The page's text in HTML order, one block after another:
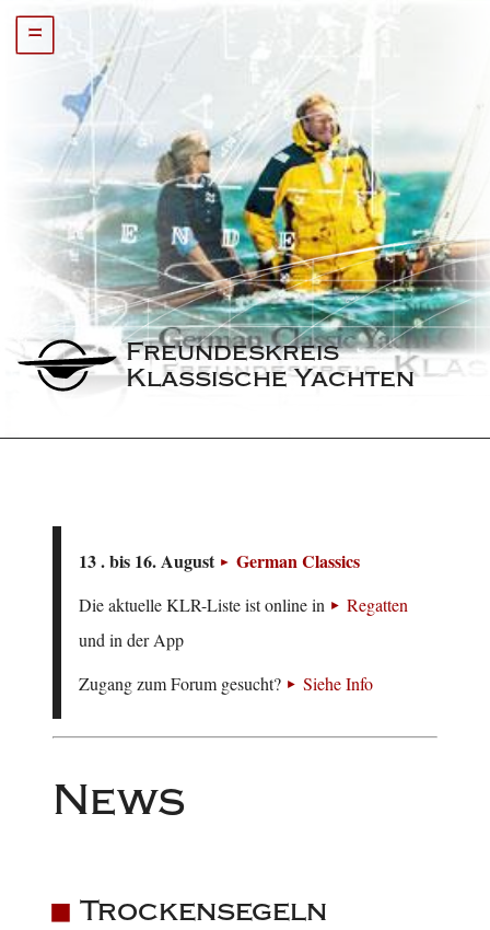
=
Freundeskreis
Klassische Yachten
13 . bis 16. August German Classics
Die aktuelle KLR-Liste ist online in
Regatten
und in der App
Zugang zum Forum gesucht?
Siehe Info
News
Trockensegeln